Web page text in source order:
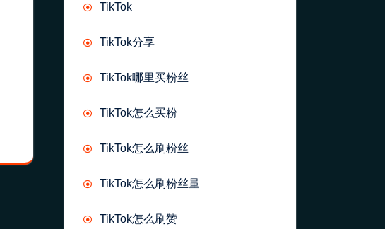
TikTok
TikTok分享
TikTok哪里买粉丝
TikTok怎么买粉
TikTok怎么刷粉丝
TikTok怎么刷粉丝量
TikTok怎么刷赞